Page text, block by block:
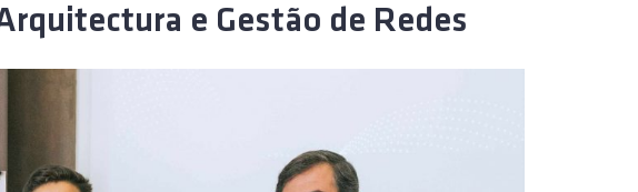
e Gestão de Redes